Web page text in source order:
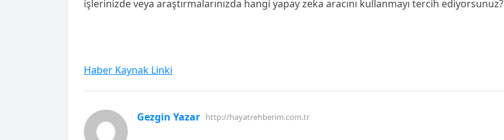
işlerinizde veya araştırmalarınızda hangi yapay zeka aracını kullanmayı tercih ediyorsunuz?
Haber Kaynak Linki
Gezgin Yazar http://hayatrehberim.com.tr